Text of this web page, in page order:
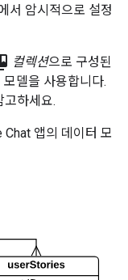
서 암시적으로 설정
컬렉션으로 구성된
델을 사용합니다.
고하세요.
앱의 데이터 모